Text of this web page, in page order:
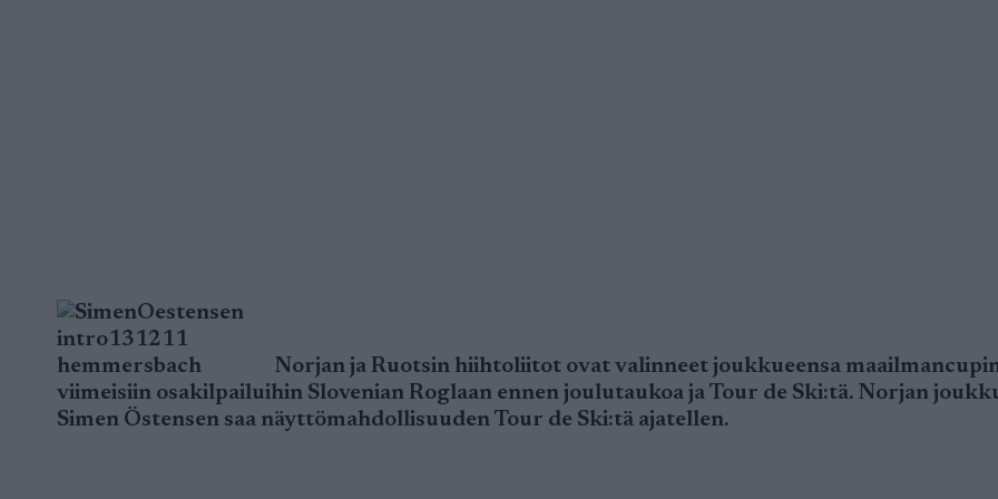
Norjan ja Ruotsin hiihtoliitot ovat valinneet joukkueensa
viimeisiin osakilpailuihin Slovenian Roglaan ennen joulutaukoa ja Tour de Ski:tä. Norjan
Simen Östensen saa näyttömahdollisuuden Tour de Ski:tä ajatellen.